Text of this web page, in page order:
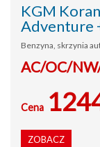
KGM
Adventure
Benzyna, skrzynia
AC/OC/
Cena
ZOBACZ